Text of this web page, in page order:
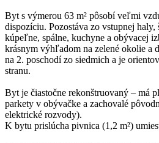
Byt s výmerou 63 m² pôsobí veľmi
dispozíciu. Pozostáva zo vstupnej haly,
kúpeľne, spálne, kuchyne a obývacej
krásnym výhľadom na zelené okolie a
na 2. poschodí zo siedmich a je
stranu.
Byt je čiastočne rekonštruovaný – má
parkety v obývačke a zachovalé
elektrické rozvody).
K bytu prislúcha pivnica (1,2 m²)